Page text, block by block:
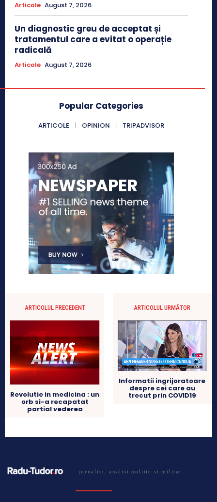
Articole August 7, 2026
Un diagnostic greu de acceptat și
tratamentul care a evitat o operație
radicală
Articole August 7, 2026
Popular Categories
ARTICOLE OPINION TRIPADVISOR
ARTICOLUL PRECEDENT
Revolutie in medicina : un
orb si-a recapatat
partial vederea
ARTICOLUL URMĂTOR
Informatii ingrijoratoare
despre cei care au
trecut prin COVID19
jurnalist, analist politic si militar